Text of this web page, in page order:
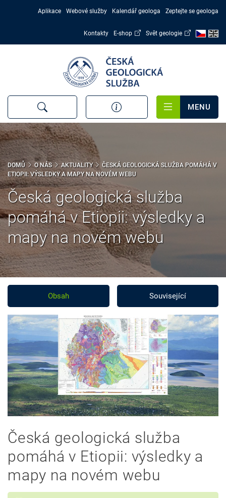
Aplikace Webové služby Kalendář geologa Zeptejte se geologa
Kontakty E-shop Svět geologie
MENU
DOMŮ O NÁS AKTUALITY
ČESKÁ GEOLOGICKÁ SLUŽBA POMÁHÁ V
ETIOPII: VÝSLEDKY A MAPY NA NOVÉM WEBU
Česká geologická služba
pomáhá v Etiopii: výsledky a
mapy na novém webu
Obsah Související
Česká geologická služba
pomáhá v Etiopii: výsledky a
mapy na novém webu